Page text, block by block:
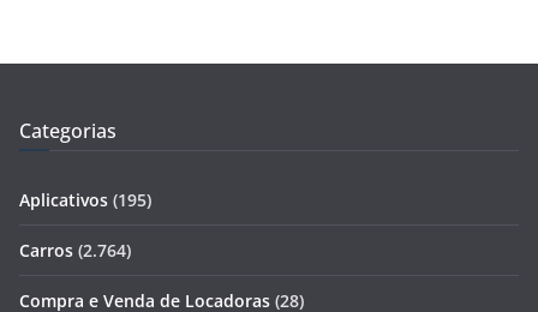
Categorias
Aplicativos (195)
Carros (2.764)
Compra e Venda de Locadoras (28)